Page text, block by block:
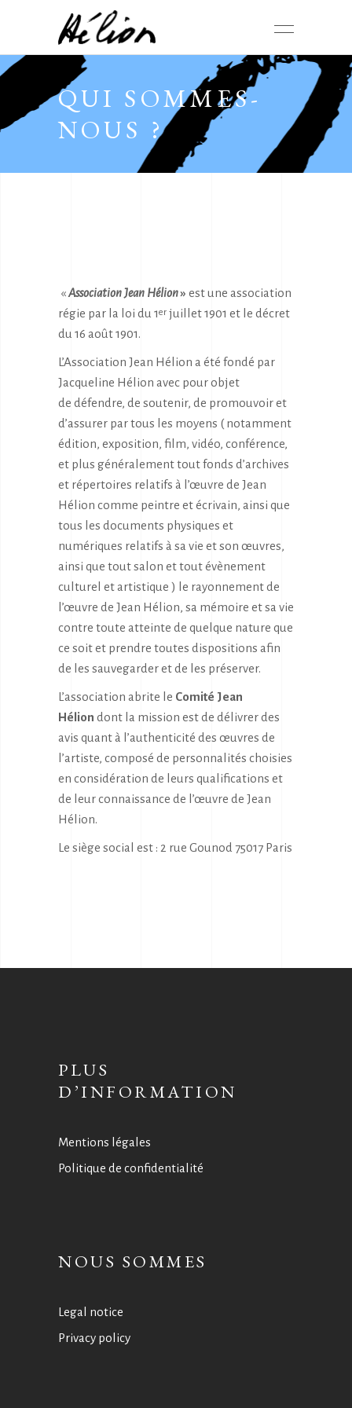
QUI SOMMES-
NOUS ?
«Association Jean Hélion» est une association
régie par la loi du 1er juillet 1901 et le décret
du 16 août 1901.
L’Association Jean Hélion a été fondé par
Jacqueline Hélion avec pour objet
de défendre, de soutenir, de promouvoir et
d’assurer par tous les moyens ( notamment
édition, exposition, film, vidéo, conférence,
et plus généralement tout fonds d’archives
et répertoires relatifs à l’œuvre de Jean
Hélion comme peintre et écrivain, ainsi que
tous les documents physiques et
numériques relatifs à sa vie et son œuvres,
ainsi que tout salon et tout évènement
culturel et artistique ) le rayonnement de
l’œuvre de Jean Hélion, sa mémoire et sa vie
contre toute atteinte de quelque nature que
ce soit et prendre toutes dispositions afin
de les sauvegarder et de les préserver.
L’association abrite le Comité Jean
Hélion dont la mission est de délivrer des
avis quant à l’authenticité des œuvres de
l’artiste, composé de personnalités choisies
en considération de leurs qualifications et
de leur connaissance de l’œuvre de Jean
Hélion.
Le siège social est : 2 rue Gounod 75017 Paris
PLUS
D’INFORMATION
Mentions légales
Politique de confidentialité
NOUS SOMMES
Legal notice
Privacy policy